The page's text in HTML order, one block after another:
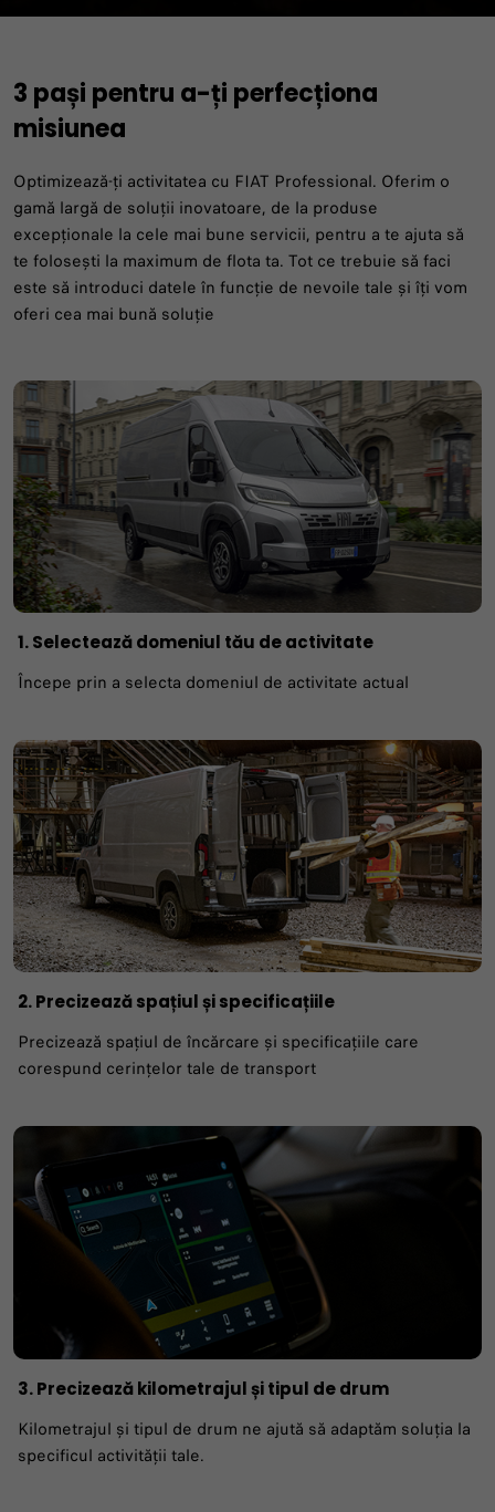
DESCOPERĂ GAMA
DESCOPERĂ GAMA
DESCOPERĂ MAI MULTE
DESCOPERĂ MAI MULTE
DESCOPERĂ MAI MULTE
DESCOPERĂ GAMA
DESCOPERĂ GAMA
3 pași pentru a-ți perfecționa
misiunea
Optimizează-ți activitatea cu FIAT Professional. Oferim o
gamă largă de soluții inovatoare, de la produse
excepționale la cele mai bune servicii, pentru a te ajuta să
te folosești la maximum de flota ta. Tot ce trebuie să faci
este să introduci datele în funcție de nevoile tale și îți vom
oferi cea mai bună soluție
1. Selectează domeniul tău de activitate
Începe prin a selecta domeniul de activitate actual
2. Precizează spațiul și specificațiile
Precizează spațiul de încărcare și specificațiile care
corespund cerințelor tale de transport
3. Precizează kilometrajul și tipul de drum
Kilometrajul și tipul de drum ne ajută să adaptăm soluția la
specificul activității tale.